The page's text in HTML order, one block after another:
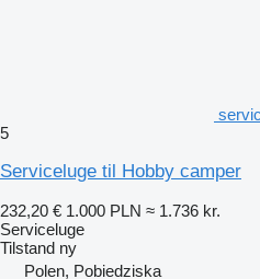
5
Serviceluge til Hobby camper
232,20 € 1.000 PLN ≈ 1.736 kr.
Serviceluge
Tilstand ny
Polen, Pobiedziska